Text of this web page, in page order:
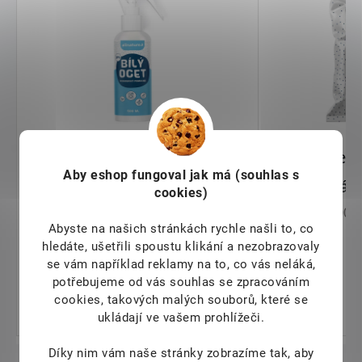
Aby eshop fungoval jak má (souhlas s
cookies)
Abyste na našich stránkách rychle našli to, co
hledáte, ušetřili spoustu klikání a nezobrazovaly
se vám například reklamy na to, co vás neláká,
potřebujeme od vás souhlas se zpracováním
cookies, takových malých souborů, které se
ukládají ve vašem prohlížeči.
Díky nim vám naše stránky zobrazíme tak, aby